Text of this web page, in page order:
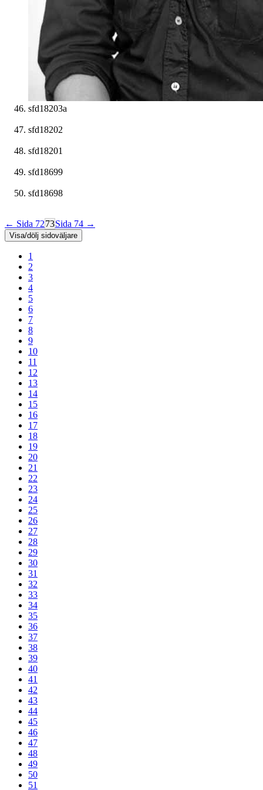
sfd18203a
sfd18202
sfd18201
sfd18699
sfd18698
← Sida 7273Sida 74 →
Visa/dölj sidoväljare
1
2
3
4
5
6
7
8
9
10
11
12
13
14
15
16
17
18
19
20
21
22
23
24
25
26
27
28
29
30
31
32
33
34
35
36
37
38
39
40
41
42
43
44
45
46
47
48
49
50
51